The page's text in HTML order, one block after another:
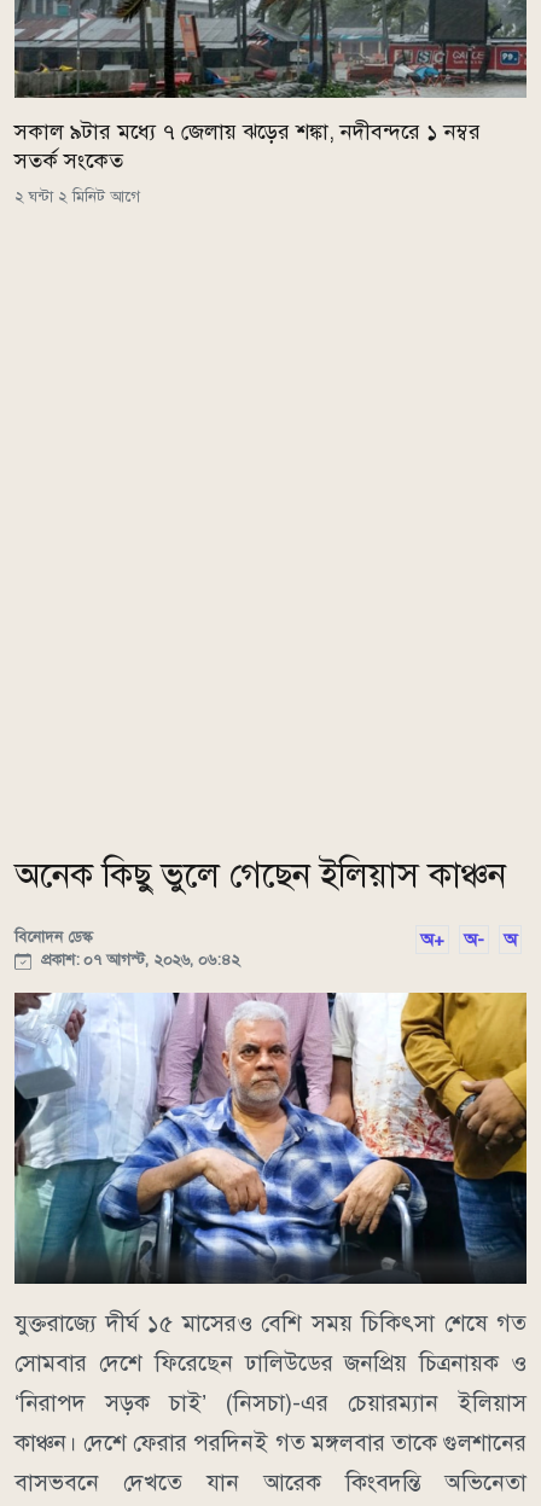
সকাল ৯টার মধ্যে ৭ জেলায় ঝড়ের শঙ্কা, নদীবন্দরে ১ নম্বর
সতর্ক সংকেত
২ ঘন্টা ২ মিনিট আগে
অনেক কিছু ভুলে গেছেন ইলিয়াস কাঞ্চন
বিনোদন ডেস্ক
প্রকাশ: ০৭ আগস্ট, ২০২৬, ০৬:৪২
অ+ অ- অ
যুক্তরাজ্যে দীর্ঘ ১৫ মাসেরও বেশি সময় চিকিৎসা শেষে গত
সোমবার দেশে ফিরেছেন ঢালিউডের জনপ্রিয় চিত্রনায়ক ও
‘নিরাপদ সড়ক চাই’ (নিসচা)-এর চেয়ারম্যান ইলিয়াস
কাঞ্চন। দেশে ফেরার পরদিনই গত মঙ্গলবার তাকে গুলশানের
বাসভবনে দেখতে যান আরেক কিংবদন্তি অভিনেতা